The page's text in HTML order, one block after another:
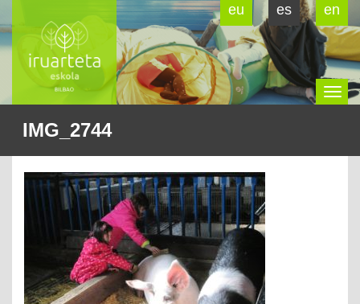
eu es en
IMG_2744